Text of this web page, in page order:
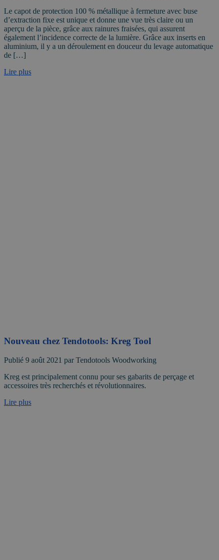
Le capot de protection 100 % métallique à fermeture avec buse
d’extraction fixe est unique et donne une vue très claire ou un
aperçu de la pièce, grâce aux rainures fraisées, qui assurent
également l’incidence correcte de la lumière. Grâce aux inserts en
aluminium, il y a un déroulement en douceur du levage automatique
de […]
Lire plus
Nouveau chez Tendotools: Kreg Tool
Publié 9 août 2021 par Tendotools Woodworking
Kreg est principalement connu pour ses gabarits de perçage et
accessoires très recherchés et révolutionnaires.
Lire plus